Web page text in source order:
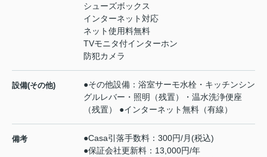
シューズボックス
インターネット対応
ネット使用料無料
TVモニタ付インターホン
防犯カメラ
設備(その他)
●その他設備：浴室サーモ水栓・キッチンシン
グルレバー・照明（残置）・温水洗浄便座
（残置） ●インターネット無料（有線）
備考
●Casa引落手数料：300円/月(税込)
●保証会社更新料：13,000円/年